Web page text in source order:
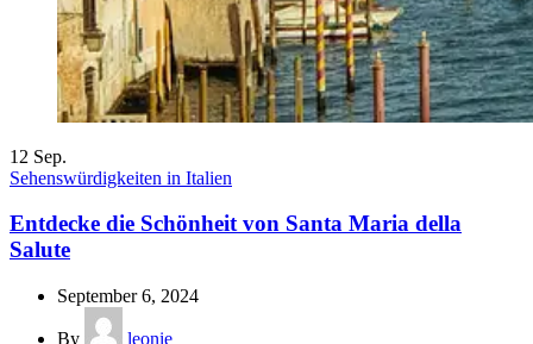
12 Sep.
Sehenswürdigkeiten in Italien
Entdecke die Schönheit von Santa Maria della
Salute
September 6, 2024
By leonie